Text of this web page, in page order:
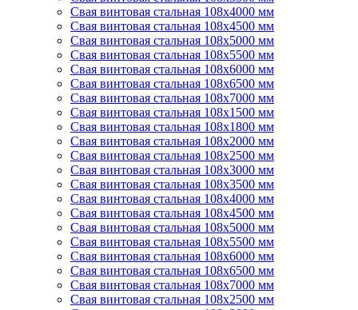
Свая винтовая стальная 108х4000 мм
Свая винтовая стальная 108х4500 мм
Свая винтовая стальная 108х5000 мм
Свая винтовая стальная 108х5500 мм
Свая винтовая стальная 108х6000 мм
Свая винтовая стальная 108х6500 мм
Свая винтовая стальная 108х7000 мм
Свая винтовая стальная 108х1500 мм
Свая винтовая стальная 108х1800 мм
Свая винтовая стальная 108х2000 мм
Свая винтовая стальная 108х2500 мм
Свая винтовая стальная 108х3000 мм
Свая винтовая стальная 108х3500 мм
Свая винтовая стальная 108х4000 мм
Свая винтовая стальная 108х4500 мм
Свая винтовая стальная 108х5000 мм
Свая винтовая стальная 108х5500 мм
Свая винтовая стальная 108х6000 мм
Свая винтовая стальная 108х6500 мм
Свая винтовая стальная 108х7000 мм
Свая винтовая стальная 108х2500 мм